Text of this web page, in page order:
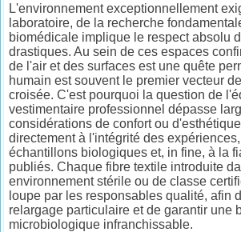
L'environnement exceptionnellement
laboratoire, de la recherche
biomédicale implique le respect absolu
drastiques. Au sein de ces espaces
de l'air et des surfaces est une quête
humain est souvent le premier vecteur
croisée. C'est pourquoi la question de
vestimentaire professionnel dépasse
considérations de confort ou
directement à l'intégrité des
échantillons biologiques et, in fine, à la
publiés. Chaque fibre textile introduite
environnement stérile ou de classe
loupe par les responsables qualité, afin
relargage particulaire et de garantir une
microbiologique infranchissable.